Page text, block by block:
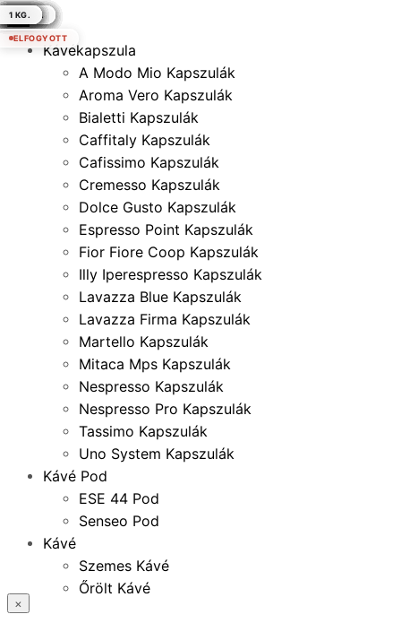
×
Kávékapszula
A Modo Mio Kapszulák
Aroma Vero Kapszulák
Bialetti Kapszulák
Caffitaly Kapszulák
Cafissimo Kapszulák
Cremesso Kapszulák
Dolce Gusto Kapszulák
Espresso Point Kapszulák
Fior Fiore Coop Kapszulák
Illy Iperespresso Kapszulák
Lavazza Blue Kapszulák
Lavazza Firma Kapszulák
Martello Kapszulák
Mitaca Mps Kapszulák
Nespresso Kapszulák
Nespresso Pro Kapszulák
Tassimo Kapszulák
Uno System Kapszulák
Kávé Pod
ESE 44 Pod
Senseo Pod
Kávé
Szemes Kávé
Őrölt Kávé
×
250 GR.
250 GR.
250 GR.
250 GR.
250 GR.
250 GR.
250 GR.
500 GR.
500 GR.
500 GR.
500 GR.
500 GR.
500 GR.
500 GR.
1 KG.
1 KG.
250 GR.
1 KG.
ELFOGYOTT
1 KG.
1 KG.
1 KG.
1 KG.
1 KG.
1 KG.
1 KG.
1 KG.
1 KG.
1 KG.
1 KG.
1 KG.
1 KG.
1 KG.
1 KG.
1 KG.
1 KG.
ELFOGYOTT
1 KG.